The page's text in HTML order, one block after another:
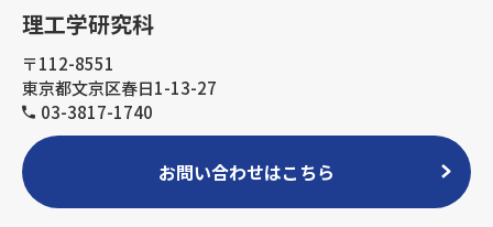
理工学研究科
〒112-8551
東京都文京区春日1-13-27
03-3817-1740
お問い合わせはこちら